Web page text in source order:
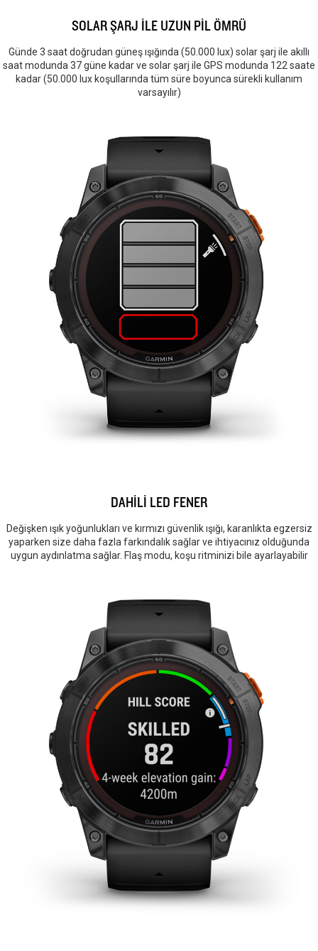
SOLAR ŞARJ İLE UZUN PİL ÖMRÜ
Günde 3 saat doğrudan güneş ışığında (50.000 lux) solar şarj ile akıllı
saat modunda 37 güne kadar ve solar şarj ile GPS modunda 122 saate
kadar (50.000 lux koşullarında tüm süre boyunca sürekli kullanım
varsayılır)
DAHİLİ LED FENER
Değişken ışık yoğunlukları ve kırmızı güvenlik ışığı, karanlıkta egzersiz
yaparken size daha fazla farkındalık sağlar ve ihtiyacınız olduğunda
uygun aydınlatma sağlar. Flaş modu, koşu ritminizi bile ayarlayabilir